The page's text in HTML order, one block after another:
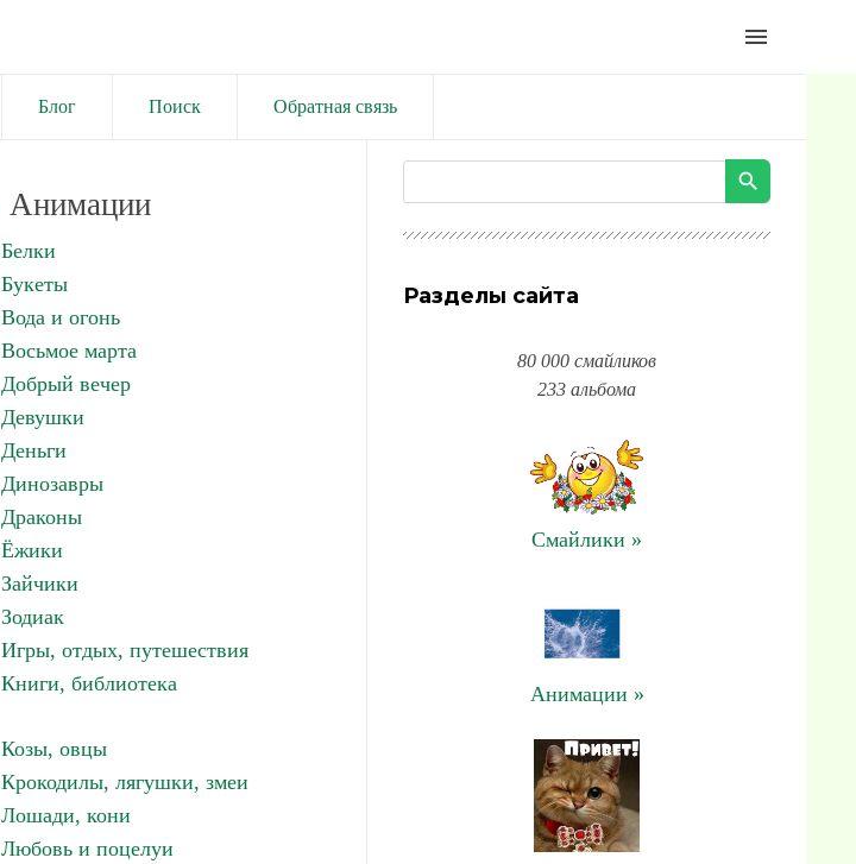
menu
Блог Поиск Обратная связь
Анимации
Белки
Букеты
Вода и огонь
Восьмое марта
Добрый вечер
Девушки
Деньги
Динозавры
Драконы
Ёжики
Зайчики
Зодиак
Игры, отдых, путешествия
Книги, библиотека
Козы, овцы
Крокодилы, лягушки, змеи
Лошади, кони
Любовь и поцелуи
Разделы сайта
80 000 смайликов
233 альбома
Смайлики »
Анимации »